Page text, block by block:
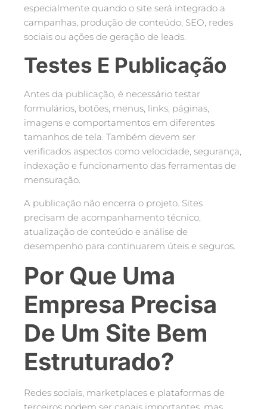
especialmente quando o site será integrado a
campanhas, produção de conteúdo, SEO, redes
sociais ou ações de geração de leads.
Testes E Publicação
Antes da publicação, é necessário testar
formulários, botões, menus, links, páginas,
imagens e comportamentos em diferentes
tamanhos de tela. Também devem ser
verificados aspectos como velocidade, segurança,
indexação e funcionamento das ferramentas de
mensuração.
A publicação não encerra o projeto. Sites
precisam de acompanhamento técnico,
atualização de conteúdo e análise de
desempenho para continuarem úteis e seguros.
Por Que Uma
Empresa Precisa
De Um Site Bem
Estruturado?
Redes sociais, marketplaces e plataformas de